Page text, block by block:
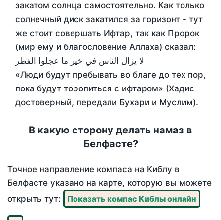
закатом солнца самостоятельно. Как только
солнечный диск закатился за горизонт - тут
же стоит совершать Ифтар, так как Пророк
(мир ему и благословение Аллаха) сказал:
لا يزال الناس في خير ما عجلوا الفطر
«Люди будут пребывать во благе до тех пор,
пока будут торопиться с ифтаром» (Хадис
достоверный, передали Бухари и Муслим).
В какую сторону делать намаз в
Белфасте?
Точное направление компаса на Киблу в
Белфасте указано на карте, которую вы можете
открыть тут:
Показать компас Киблы онлайн